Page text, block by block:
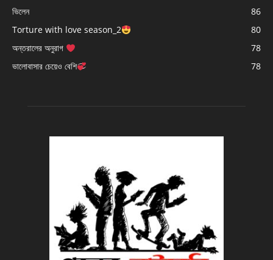
ভিলেন
86
Torture with love season_2
80
অন্তরালের অনুরাগ
78
ভালোবাসার চেয়েও বেশি
78